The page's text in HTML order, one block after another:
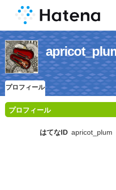
プロフィール
プロフィール
はてなID apricot_plum